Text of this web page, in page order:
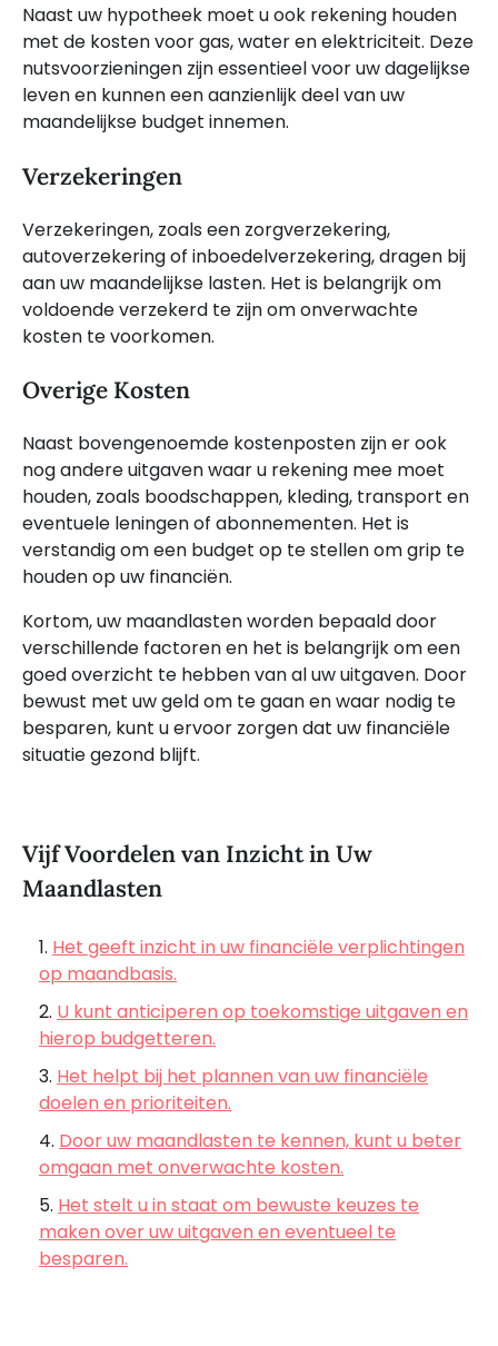
Naast uw hypotheek moet u ook rekening houden
met de kosten voor gas, water en elektriciteit. Deze
nutsvoorzieningen zijn essentieel voor uw dagelijkse
leven en kunnen een aanzienlijk deel van uw
maandelijkse budget innemen.
Verzekeringen
Verzekeringen, zoals een zorgverzekering,
autoverzekering of inboedelverzekering, dragen bij
aan uw maandelijkse lasten. Het is belangrijk om
voldoende verzekerd te zijn om onverwachte
kosten te voorkomen.
Overige Kosten
Naast bovengenoemde kostenposten zijn er ook
nog andere uitgaven waar u rekening mee moet
houden, zoals boodschappen, kleding, transport en
eventuele leningen of abonnementen. Het is
verstandig om een budget op te stellen om grip te
houden op uw financiën.
Kortom, uw maandlasten worden bepaald door
verschillende factoren en het is belangrijk om een
goed overzicht te hebben van al uw uitgaven. Door
bewust met uw geld om te gaan en waar nodig te
besparen, kunt u ervoor zorgen dat uw financiële
situatie gezond blijft.
Vijf Voordelen van Inzicht in Uw
Maandlasten
Het geeft inzicht in uw financiële verplichtingen
op maandbasis.
U kunt anticiperen op toekomstige uitgaven en
hierop budgetteren.
Het helpt bij het plannen van uw financiële
doelen en prioriteiten.
Door uw maandlasten te kennen, kunt u beter
omgaan met onverwachte kosten.
Het stelt u in staat om bewuste keuzes te
maken over uw uitgaven en eventueel te
besparen.